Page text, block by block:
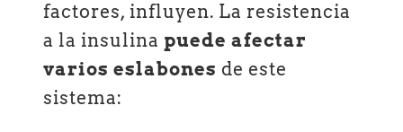
factores, influyen. La resistencia
a la insulina puede afectar
varios eslabones de este
sistema: